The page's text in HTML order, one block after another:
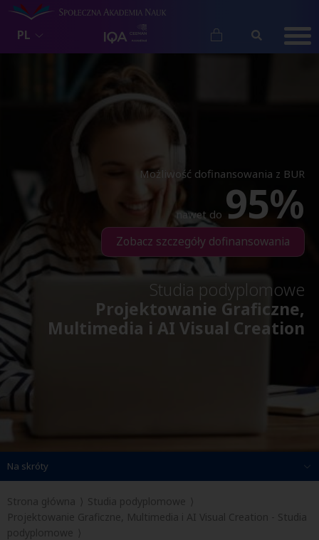
PL
Możliwość dofinansowania z BUR
nawet do 95%
Zobacz szczegóły dofinansowania
Studia podyplomowe
Projektowanie Graficzne,
Multimedia i AI Visual Creation
Na skróty
Strona główna
Studia podyplomowe
Projektowanie Graficzne, Multimedia i AI Visual Creation - Studia
podyplomowe